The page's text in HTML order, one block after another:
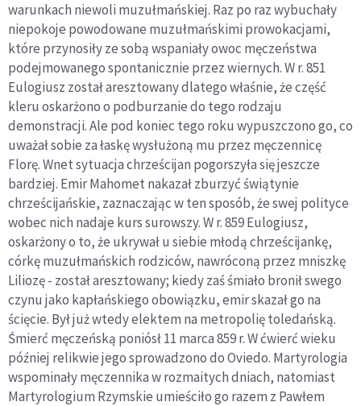
warunkach niewoli muzułmańskiej. Raz po raz wybuchały
niepokoje powodowane muzułmańskimi prowokacjami,
które przynosiły ze sobą wspaniały owoc męczeństwa
podejmowanego spontanicznie przez wiernych. W r. 851
Eulogiusz został aresztowany dlatego właśnie, że część
kleru oskarżono o podburzanie do tego rodzaju
demonstracji. Ale pod koniec tego roku wypuszczono go, co
uważał sobie za łaskę wysłużoną mu przez męczennicę
Florę. Wnet sytuacja chrześcijan pogorszyła się jeszcze
bardziej. Emir Mahomet nakazał zburzyć świątynie
chrześcijańskie, zaznaczając w ten sposób, że swej polityce
wobec nich nadaje kurs surowszy. W r. 859 Eulogiusz,
oskarżony o to, że ukrywał u siebie młodą chrześcijankę,
córkę muzułmańskich rodziców, nawróconą przez mniszkę
Liliozę - został aresztowany; kiedy zaś śmiało bronił swego
czynu jako kapłańskiego obowiązku, emir skazał go na
ścięcie. Był już wtedy elektem na metropolię toledańską.
Śmierć męczeńską poniósł 11 marca 859 r. W ćwierć wieku
później relikwie jego sprowadzono do Oviedo. Martyrologia
wspominały męczennika w rozmaitych dniach, natomiast
Martyrologium Rzymskie umieściło go razem z Pawłem